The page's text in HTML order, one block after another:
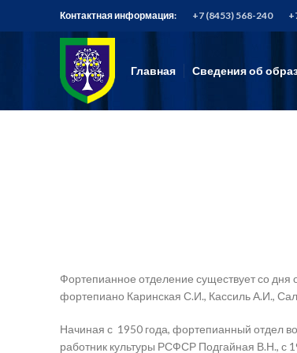
Контактная информация: +7 (8453) 568-240
Главная Сведения об
Фортепианное отделение существует со дня
фортепиано Каринская С.И., Кассиль А.И.,
Начиная с 1950 года, фортепианный отдел
работник культуры РСФСР Подгайная В.Н., с